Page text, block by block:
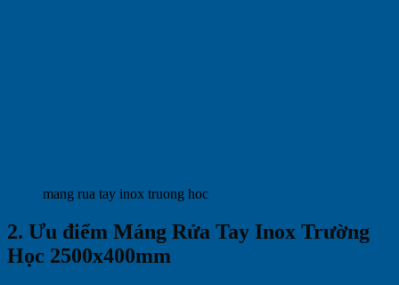
mang rua tay inox truong hoc
2. Ưu điểm Máng Rửa Tay Inox Trường
Học 2500x400mm